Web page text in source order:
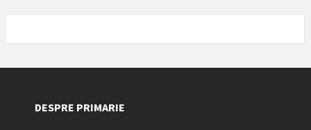
DESPRE PRIMARIE